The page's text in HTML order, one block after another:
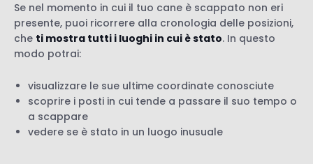
Se nel momento in cui il tuo cane è scappato non eri
presente, puoi ricorrere alla cronologia delle posizioni,
che ti mostra tutti i luoghi in cui è stato. In questo
modo potrai:
visualizzare le sue ultime coordinate conosciute
scoprire i posti in cui tende a passare il suo tempo o
a scappare
vedere se è stato in un luogo inusuale